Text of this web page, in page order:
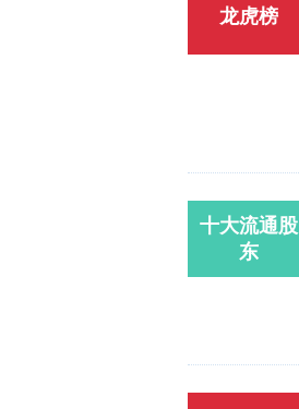
龙虎榜
十大流通股
东